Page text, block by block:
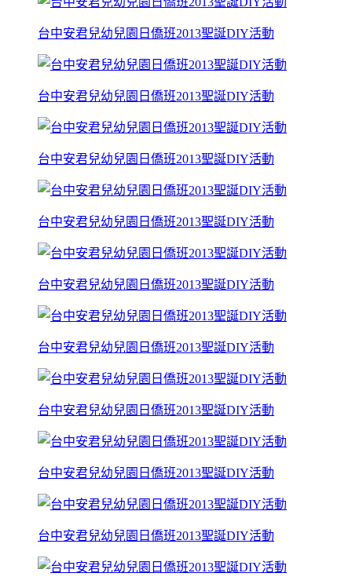
台中安君兒幼兒園日僑班2013聖誕DIY活動
台中安君兒幼兒園日僑班2013聖誕DIY活動
台中安君兒幼兒園日僑班2013聖誕DIY活動
台中安君兒幼兒園日僑班2013聖誕DIY活動
台中安君兒幼兒園日僑班2013聖誕DIY活動
台中安君兒幼兒園日僑班2013聖誕DIY活動
台中安君兒幼兒園日僑班2013聖誕DIY活動
台中安君兒幼兒園日僑班2013聖誕DIY活動
台中安君兒幼兒園日僑班2013聖誕DIY活動